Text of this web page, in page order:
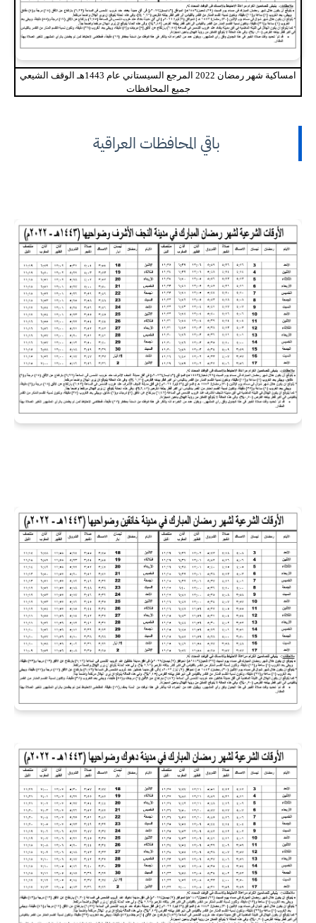
امساكية شهر رمضان 2022 المرجع السيستاني عام 1443هـ الوقف الشيعي
جميع المحافظات
باقي المحافظات العراقية